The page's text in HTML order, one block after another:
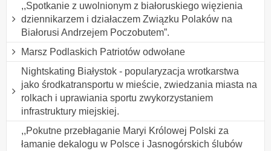
,,Spotkanie z uwolnionym z białoruskiego więzienia
dziennikarzem i działaczem Związku Polaków na
Białorusi Andrzejem Poczobutem”.
Marsz Podlaskich Patriotów odwołane
Nightskating Białystok - popularyzacja wrotkarstwa
jako środkatransportu w mieście, zwiedzania miasta na
rolkach i uprawiania sportu zwykorzystaniem
infrastruktury miejskiej.
,,Pokutne przebłaganie Maryi Królowej Polski za
łamanie dekalogu w Polsce i Jasnogórskich ślubów